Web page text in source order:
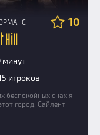
10
минут
игроков
беспокойных снах я
город. Сайлент